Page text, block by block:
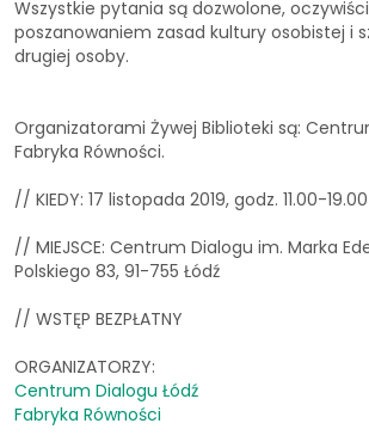
Wszystkie pytania są dozwolone,
poszanowaniem zasad kultury osobistej i
drugiej osoby.
Organizatorami Żywej Biblioteki są:
Fabryka Równości.
// KIEDY: 17 listopada 2019, godz. 11.00-19.00
// MIEJSCE: Centrum Dialogu im. Marka
Polskiego 83, 91-755 Łódź
// WSTĘP BEZPŁATNY
ORGANIZATORZY:
Centrum Dialogu Łódź
Fabryka Równości